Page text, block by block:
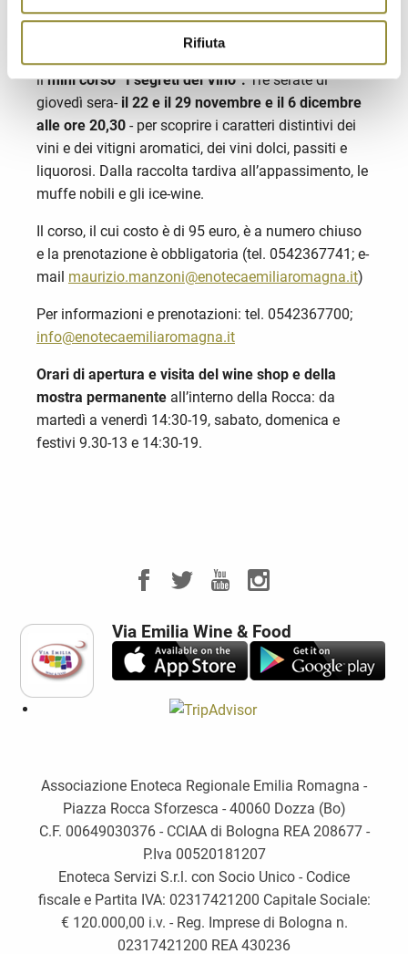
Rifiuta
Sempre nel mese di novembre, Enoteca Regionale
ilmini corso “I segreti del Vino”.Tre serate di
giovedì sera- il 22 e il 29 novembre e il 6 dicembre
alle ore 20,30 - per scoprire i caratteri distintivi dei
vini e dei vitigni aromatici, dei vini dolci, passiti e
liquorosi. Dalla raccolta tardiva all’appassimento, le
muffe nobili e gli ice-wine.
Il corso, il cui costo è di 95 euro, è a numero chiuso
e la prenotazione è obbligatoria (tel. 0542367741; e-
mail maurizio.manzoni@enotecaemiliaromagna.it)
Per informazioni e prenotazioni: tel. 0542367700;
info@enotecaemiliaromagna.it
Orari di apertura e visita del wine shop e della
mostra permanente all’interno della Rocca: da
martedì a venerdì 14:30-19, sabato, domenica e
festivi 9.30-13 e 14:30-19.
Via Emilia Wine & Food
Associazione Enoteca Regionale Emilia Romagna -
Piazza Rocca Sforzesca - 40060 Dozza (Bo)
C.F. 00649030376 - CCIAA di Bologna REA 208677 -
P.Iva 00520181207
Enoteca Servizi S.r.l. con Socio Unico - Codice
fiscale e Partita IVA: 02317421200 Capitale Sociale:
€ 120.000,00 i.v. - Reg. Imprese di Bologna n.
02317421200 REA 430236